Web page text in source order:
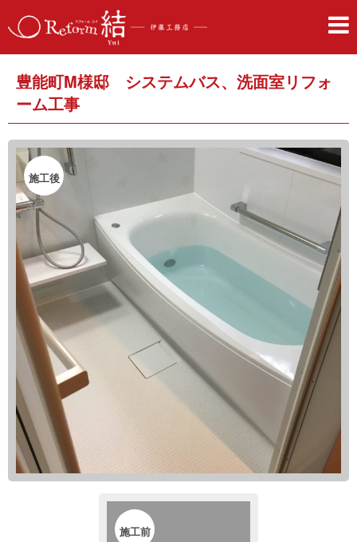
豊能町M様邸 システムバス、洗面室リフォ
ーム工事
施工後
施工前